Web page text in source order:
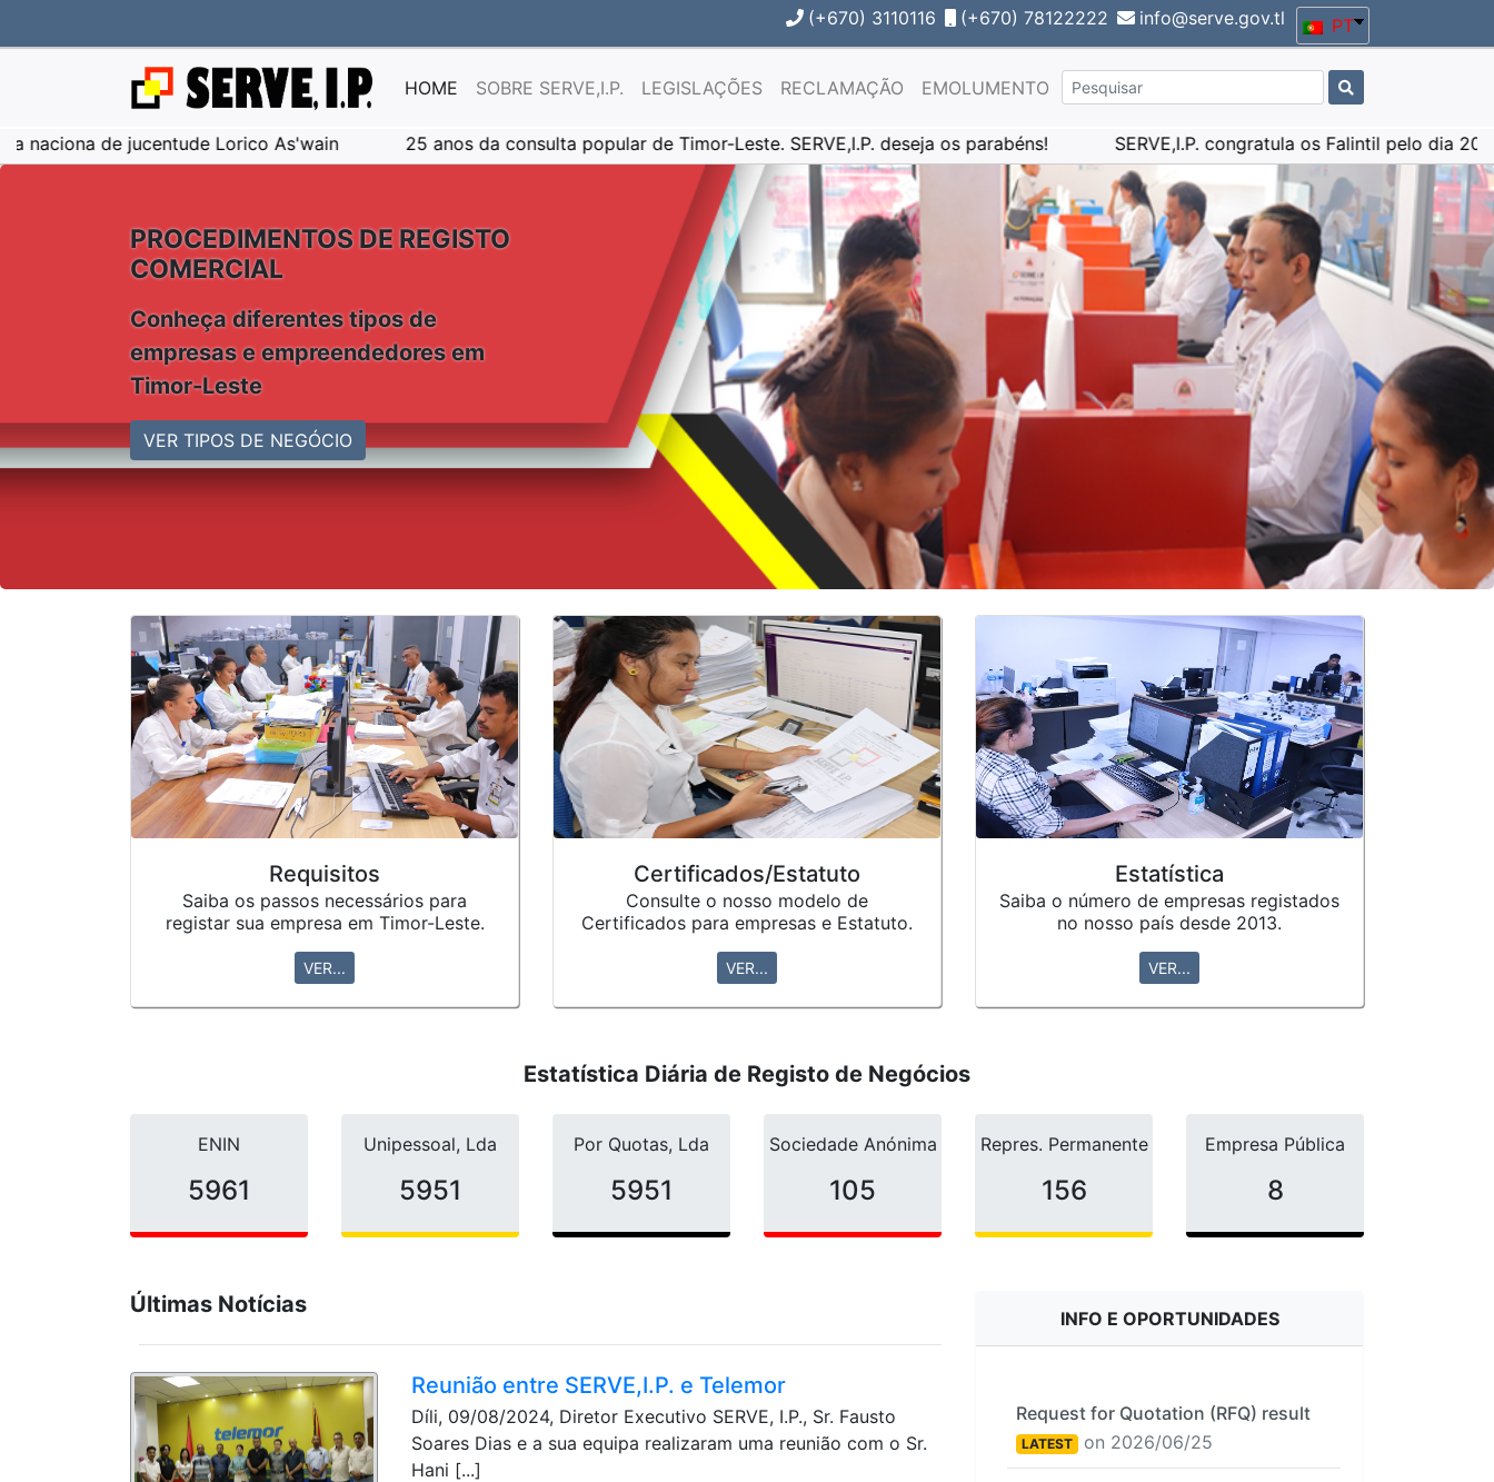
(+670) 3110116 (+670) 78122222 info@serve.gov.tl PT
HOME SOBRE SERVE,I.P. LEGISLAÇÕES RECLAMAÇÃO EMOLUMENTO
de jucentude Lorico As'wain 25 anos da consulta popular de Timor-Leste. SERVE,I.P. deseja os parabéns! SERVE,I.P. congratula os Falintil pelo dia 20 de Agosto
PROCEDIMENTOS DE REGISTO
COMERCIAL
Conheça diferentes tipos de
empresas e empreendedores em
Timor-Leste
VER TIPOS DE NEGÓCIO
Requisitos
Saiba os passos necessários para
registar sua empresa em Timor-Leste.
VER...
Certificados/Estatuto
Consulte o nosso modelo de
Certificados para empresas e Estatuto.
VER...
Estatística
Saiba o número de empresas registados
no nosso país desde 2013.
VER...
Estatística Diária de Registo de Negócios
ENIN
8101
Unipessoal, Lda
8101
Por Quotas, Lda
6223
Sociedade Anónima
105
Repres. Permanente
156
Empresa Pública
8
Últimas Notícias
Reunião entre SERVE,I.P. e Telemor
Díli, 09/08/2024, Diretor Executivo SERVE, I.P., Sr. Fausto
Soares Dias e a sua equipa realizaram uma reunião com o Sr.
Hani [...]
INFO E OPORTUNIDADES
Request for Quotation (RFQ) result
LATEST on 2026/06/25